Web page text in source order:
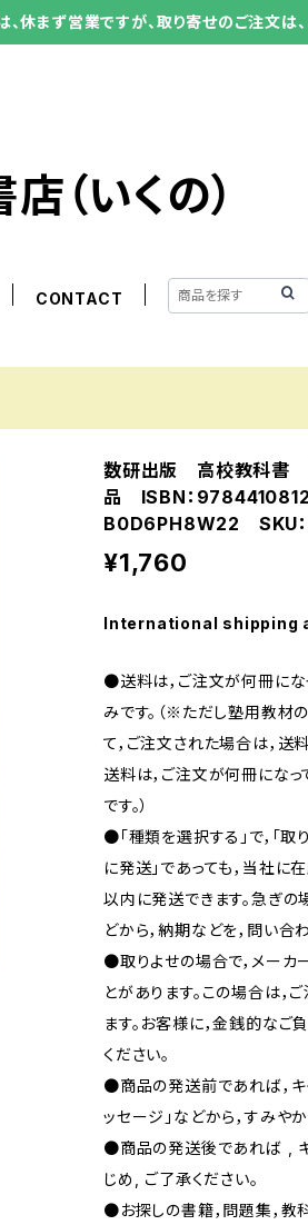
まず営業ですが、取り寄せのご注文は、
（いくの）
CONTACT
数研出版 高校教科書
品 ISBN：
B0D6PH8W22 SKU
¥1,760
International shipping
●送料は，ご注文が何冊にな
みです。（※ただし塾用教材
て，ご注文された場合は，送
送料は，ご注文が何冊になっ
です。）
●「種類を選択する」で，
に発送」であっても，当社に
以内に発送できます。急ぎの
どから，納期などを，問い合
●取りよせの場合で，メーカ
とがあります。この場合は，
ます。お客様に，金銭的なご
ください。
●商品の発送前であれば，キ
ッセージ」などから，すみやか
●商品の発送後であれば ,
じめ, ご了承ください｡
●お探しの書籍，問題集，教